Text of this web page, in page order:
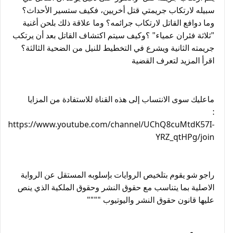
اقرأ المزيد لتعرف القضية
:
https://www.youtube.com/channel/UChQ8cuMtdK57I-
YRZ_qtHPg/join
عليها قانون حقوق النشر واليوتيوب """"